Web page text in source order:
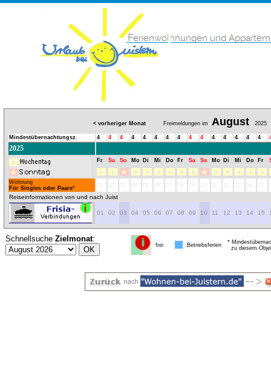
< vorheriger Monat Freimeldungen im August 2025
Mindestübernachtungsz. 4 4 4 4 4 4 4 4 4 4 4 4 4 4 4
2025
Fr Sa So Mo Di Mi Do Fr Sa So Mo Di Mi Do Fr
Wohnung
Für Singles oder Paare*
Reiseinformationen von und nach Juist
01 02 03 04 05 06 07 08 09 10 11 12 13 14 15
Schnellsuche Zielmonat:
frei Betriebsferien
*
zu diesem